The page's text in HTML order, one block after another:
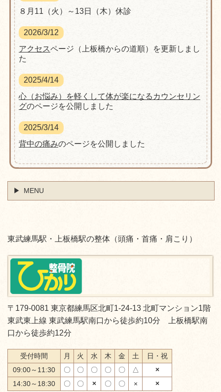
８月11（火）～13日（木）休診
2026/3/12
アクセスページ（上板橋からの道順）を更新しまし
た
2025/4/14
心（お悩み）を軽くして体が楽になるカウンセリン
グのページを公開しました
2025/3/14
背中の痛みのページを公開しました
MENU
東武練馬駅・上板橋駅の整体（頭痛・首痛・肩こり）
〒179-0081 東京都練馬区北町1-24-13 北町マンション1階
東武東上線 東武練馬駅南口から徒歩約10分 上板橋駅南
口から徒歩約12分
受付時間 月 火 水 木 金 土
日・祝
09:00～11:30
〇 〇 〇 〇 〇 △
×
14:30～18:30
〇 〇 × 〇 〇 × ×